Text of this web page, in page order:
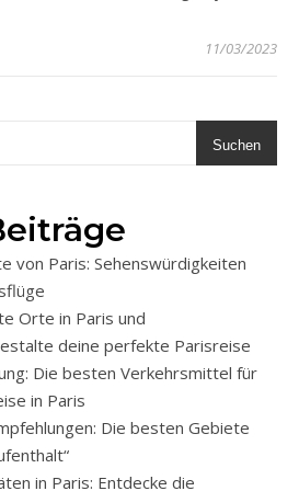
11/03/2023
Suchen
von Paris: Sehenswürdigkeiten
Orte in Paris und
deine perfekte Parisreise
Die besten Verkehrsmittel für
in Paris
Die besten Gebiete
in Paris: Entdecke die